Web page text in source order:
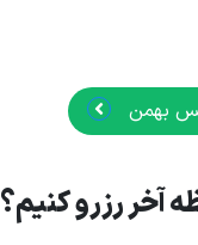
بهمن
آخر رزرو کنیم؟